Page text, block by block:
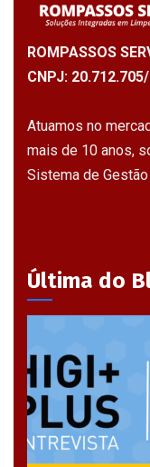
ROMPASSOS
CNPJ:
Atuamos no
mais de 10 anos,
Sistema de
Última do